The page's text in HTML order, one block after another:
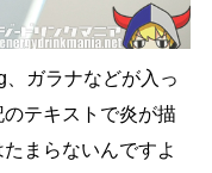
ガラナなどが入っ
テキストで炎が描
まらないんですよ